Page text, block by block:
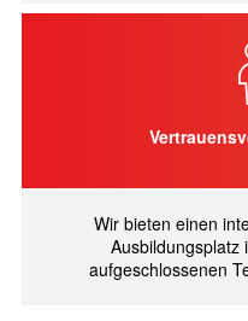
Wir bieten einen
Ausbildungsplatz
aufgeschlossenen